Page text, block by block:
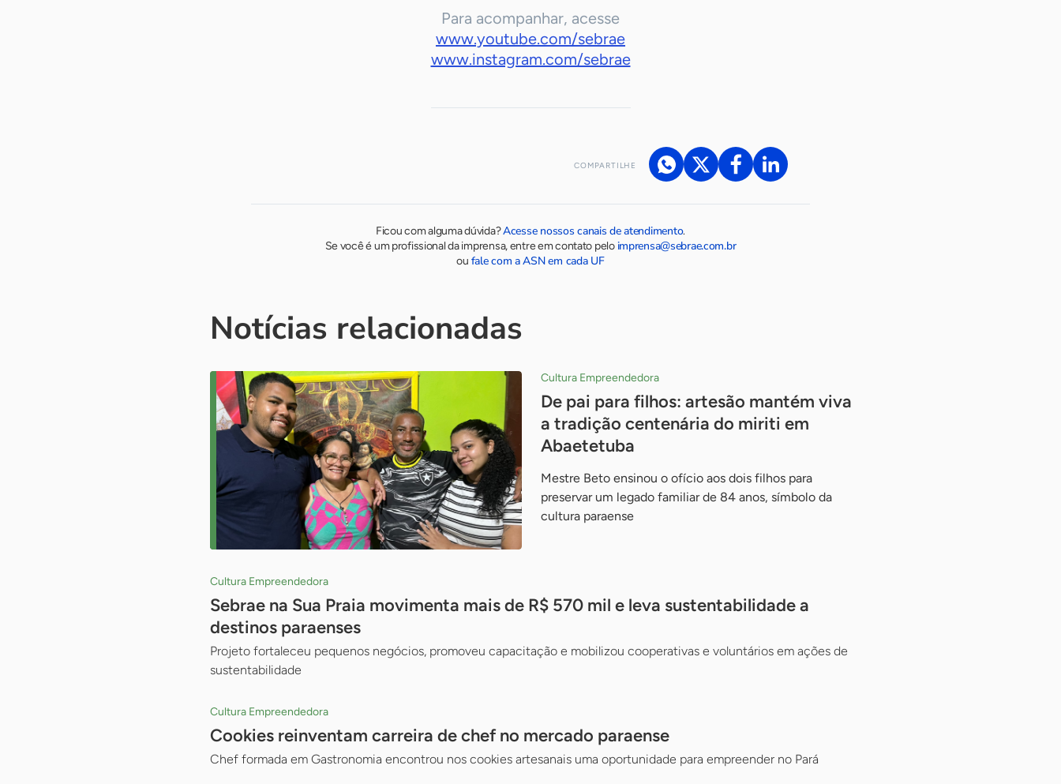
Para acompanhar, acesse
www.youtube.com/sebrae
www.instagram.com/sebrae
COMPARTILHE
Ficou com alguma dúvida?Acesse nossos canais de atendimento.
Se você é um profissional da imprensa, entre em contato pelo imprensa@sebrae.com.br
ou fale com a ASN em cada UF
Notícias relacionadas
Cultura Empreendedora
De pai para filhos: artesão mantém viva
a tradição centenária do miriti em
Abaetetuba
Mestre Beto ensinou o ofício aos dois filhos para
preservar um legado familiar de 84 anos, símbolo da
cultura paraense
Cultura Empreendedora
Sebrae na Sua Praia movimenta mais de R$ 570 mil e leva sustentabilidade a
destinos paraenses
Projeto fortaleceu pequenos negócios, promoveu capacitação e mobilizou cooperativas e voluntários em ações de
sustentabilidade
Cultura Empreendedora
Cookies reinventam carreira de chef no mercado paraense
Chef formada em Gastronomia encontrou nos cookies artesanais uma oportunidade para empreender no Pará